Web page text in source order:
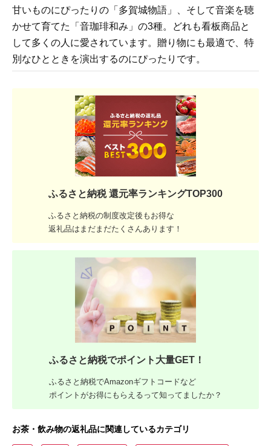
甘いものにぴったりの「多賀城物語」、そして音楽を聴
かせて育てた「音珈琲和み」の3種。どれも看板商品と
して多くの人に愛されています。贈り物にも最適で、特
別なひとときを演出するのにぴったりです。
ふるさと納税 還元率ランキングTOP300
ふるさと納税の制度改定後もお得な
返礼品はまだまだたくさんあります！
ふるさと納税でポイント大量GET！
ふるさと納税でAmazonギフトコードなど
ポイントがお得にもらえるって知ってましたか？
お茶・飲み物の返礼品に関連しているカテゴリ